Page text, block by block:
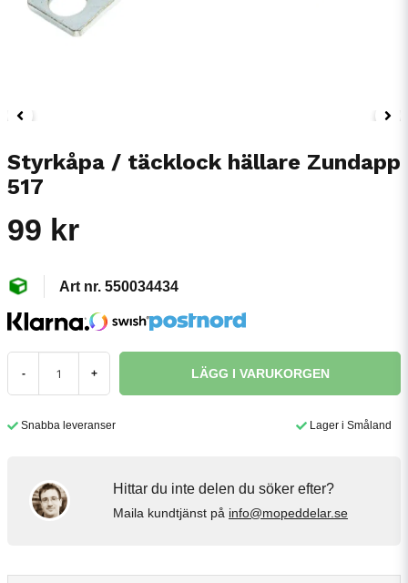
Styrkåpa / täcklock hällare Zundapp
517
99 kr
550034434
- + LÄGG I VARUKORGEN
Snabba leveranser Lager i Småland
Hittar du inte delen du söker efter?
Maila kundtjänst på info@mopeddelar.se